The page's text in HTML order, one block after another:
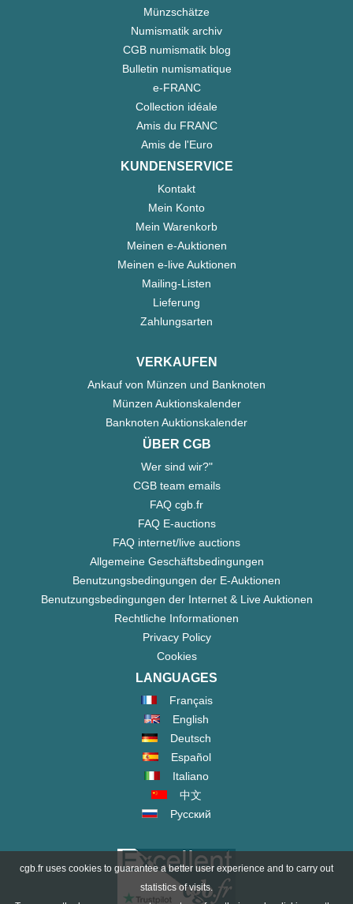
Münzschätze
Numismatik archiv
CGB numismatik blog
Bulletin numismatique
e-FRANC
Collection idéale
Amis du FRANC
Amis de l'Euro
KUNDENSERVICE
Kontakt
Mein Konto
Mein Warenkorb
Meinen e-Auktionen
Meinen e-live Auktionen
Mailing-Listen
Lieferung
Zahlungsarten
VERKAUFEN
Ankauf von Münzen und Banknoten
Münzen Auktionskalender
Banknoten Auktionskalender
ÜBER CGB
Wer sind wir?"
CGB team emails
FAQ cgb.fr
FAQ E-auctions
FAQ internet/live auctions
Allgemeine Geschäftsbedingungen
Benutzungsbedingungen der E-Auktionen
Benutzungsbedingungen der Internet & Live Auktionen
Rechtliche Informationen
Privacy Policy
Cookies
LANGUAGES
Français
English
Deutsch
Español
Italiano
中文
Русский
cgb.fr uses cookies to guarantee a better user experience and to carry out
statistics of visits.